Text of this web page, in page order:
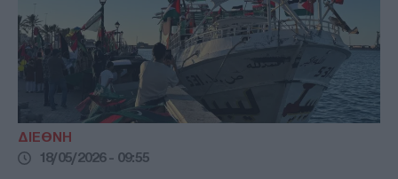
ΔΙΕΘΝΗ
18/05/2026 - 09:55